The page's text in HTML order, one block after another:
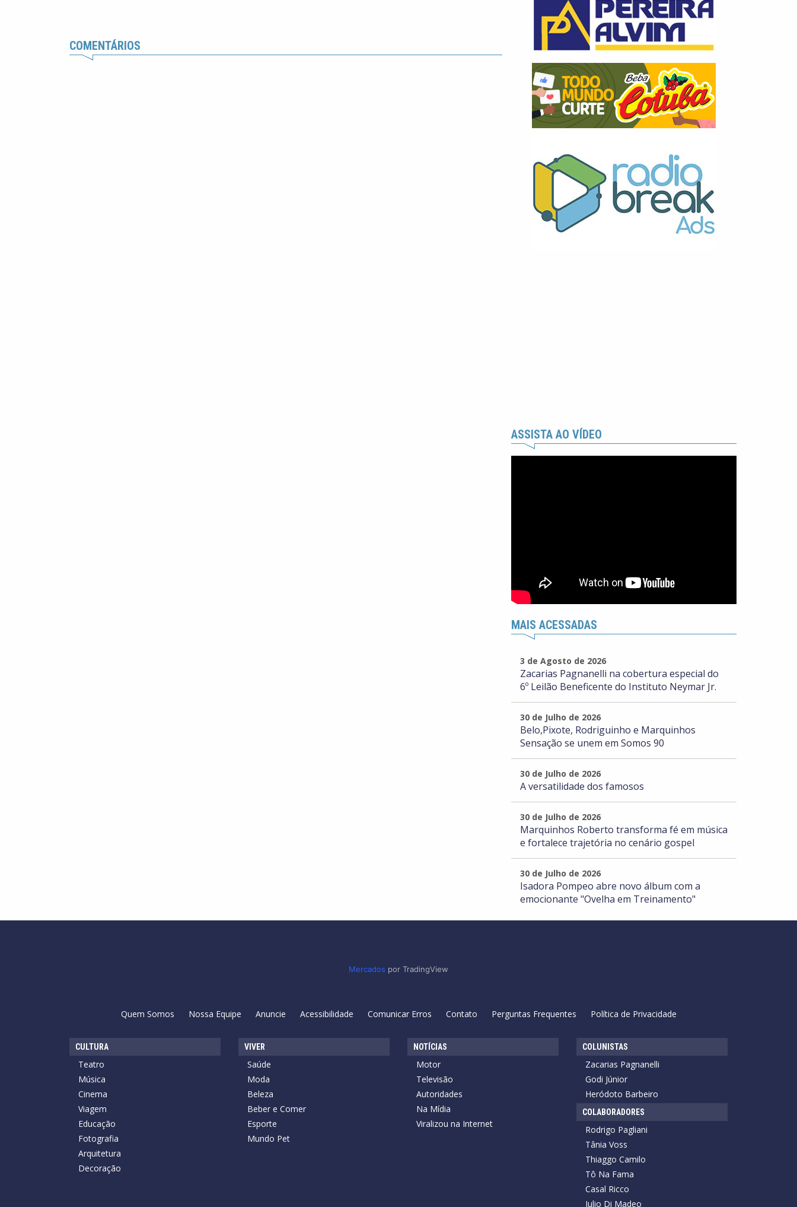
COMENTÁRIOS
ASSISTA AO VÍDEO
MAIS ACESSADAS
3 de Agosto de 2026
Zacarias Pagnanelli na cobertura especial do
6º Leilão Beneficente do Instituto Neymar Jr.
30 de Julho de 2026
Belo,Pixote, Rodriguinho e Marquinhos
Sensação se unem em Somos 90
30 de Julho de 2026
A versatilidade dos famosos
30 de Julho de 2026
Marquinhos Roberto transforma fé em música
e fortalece trajetória no cenário gospel
30 de Julho de 2026
Isadora Pompeo abre novo álbum com a
emocionante "Ovelha em Treinamento"
Mercados por TradingView
Quem Somos Nossa Equipe Anuncie Acessibilidade Comunicar Erros Contato Perguntas Frequentes Política de Privacidade
CULTURA
Teatro
Música
Cinema
Viagem
Educação
Fotografia
Arquitetura
Decoração
VIVER
Saúde
Moda
Beleza
Beber e Comer
Esporte
Mundo Pet
NOTÍCIAS
Motor
Televisão
Autoridades
Na Mídia
Viralizou na Internet
COLUNISTAS
Zacarias Pagnanelli
Godi Júnior
Heródoto Barbeiro
COLABORADORES
Rodrigo Pagliani
Tânia Voss
Thiaggo Camilo
Tô Na Fama
Casal Ricco
Julio Di Madeo